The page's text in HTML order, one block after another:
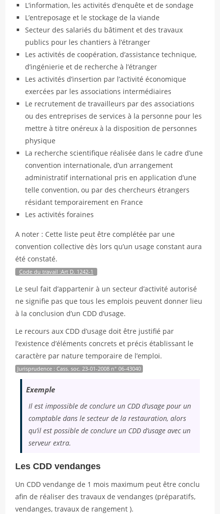
L’information, les activités d’enquête et de sondage
L’entreposage et le stockage de la viande
Secteur des salariés du bâtiment et des travaux
publics pour les chantiers à l’étranger
Les activités de coopération, d’assistance technique,
d’ingénierie et de recherche à l’étranger
Les activités d’insertion par l’activité économique
exercées par les associations intermédiaires
Le recrutement de travailleurs par des associations
ou des entreprises de services à la personne pour les
mettre à titre onéreux à la disposition de personnes
physique
La recherche scientifique réalisée dans le cadre d’une
convention internationale, d’un arrangement
administratif international pris en application d’une
telle convention, ou par des chercheurs étrangers
résidant temporairement en France
Les activités foraines
A noter : Cette liste peut être complétée par une
convention collective dès lors qu’un usage constant aura
été constaté.
Code du travail :Art D. 1242-1
Le seul fait d’appartenir à un secteur d’activité autorisé
ne signifie pas que tous les emplois peuvent donner lieu
à la conclusion d’un CDD d’usage.
Le recours aux CDD d’usage doit être justifié par
l’existence d’éléments concrets et précis établissant le
caractère par nature temporaire de l’emploi.
Jurisprudence : Cass. soc. 23-01-2008 n° 06-43040
Exemple
Il est impossible de conclure un CDD d’usage pour un
comptable dans le secteur de la restauration, alors
qu’il est possible de conclure un CDD d’usage avec un
serveur extra.
Les CDD vendanges
Un CDD vendange de 1 mois maximum peut être conclu
afin de réaliser des travaux de vendanges (préparatifs,
vendanges, travaux de rangement ).